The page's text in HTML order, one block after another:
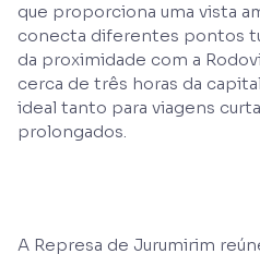
que proporciona uma vista
conecta diferentes pontos
da proximidade com a
cerca de três horas da
ideal tanto para viagens
prolongados.
A Represa de Jurumirim